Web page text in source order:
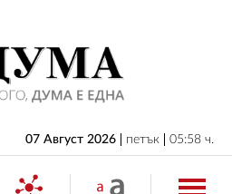
07 Август 2026 петък 05:58 ч.
БЪЛГАРИЯ
ИКОНОМИКА
ИЗБОРИ
СВЯТ